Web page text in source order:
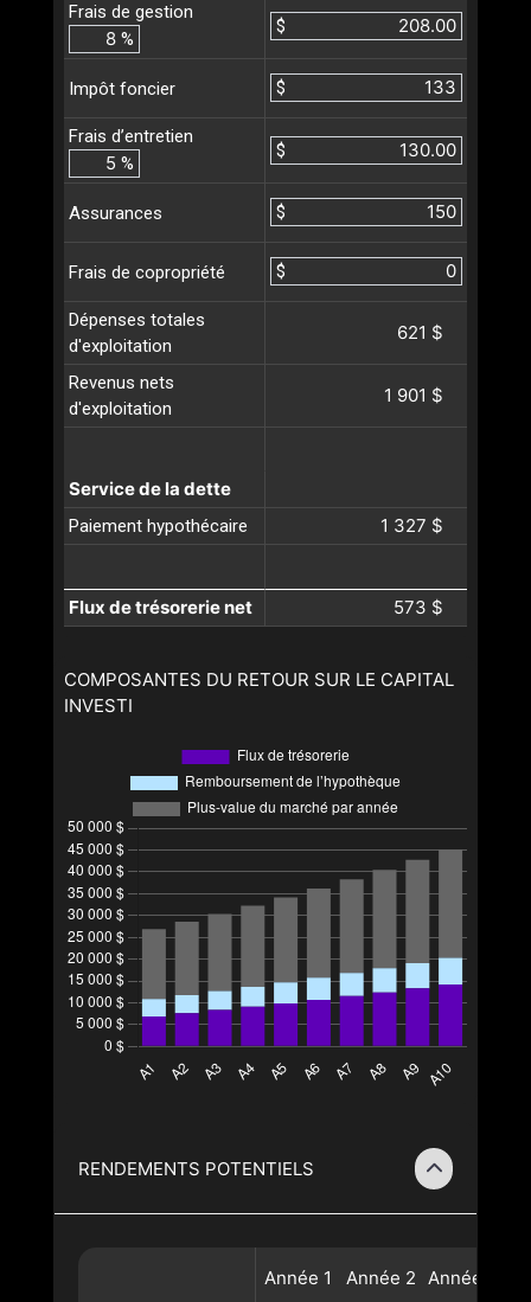
Frais de gestion
%
$
Impôt foncier $
Frais d’entretien
%
$
Assurances $
Frais de copropriété $
Dépenses totales
d'exploitation
621 $
Revenus nets
d'exploitation
1 901 $
Service de la dette
Paiement hypothécaire 1 327 $
Flux de trésorerie net 573 $
COMPOSANTES DU RETOUR SUR LE CAPITAL
INVESTI
RENDEMENTS POTENTIELS
Année 1 Année 2 Année